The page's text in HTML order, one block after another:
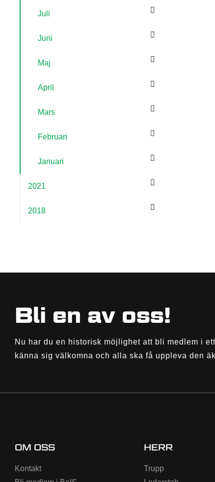
Juli
Juni
Maj
April
Mars
Februari
Januari
2021
2018
Bli en av oss!
Nu har du en historisk möjlighet att bli medlem i
känna sig välkomna och alla ska få uppleva den
OM OSS
Kontakt
HERR
Trupp